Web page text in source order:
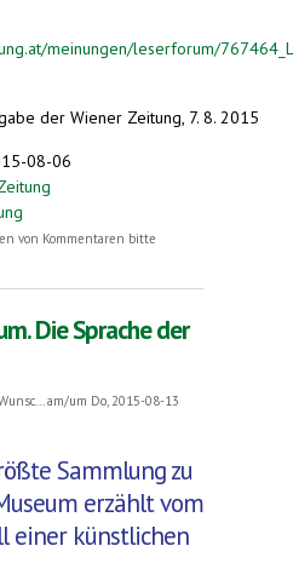
meinungen/leserforum/
der Wiener Zeitung, 7. 8. 2015
08-06
verbreitet sich rasant
von Kommentaren bitte
Die Sprache der
am/um Do, 2015-08-13
Sammlung zu
erzählt vom
einer künstlichen